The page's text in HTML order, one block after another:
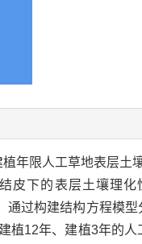
年限人工草地表层土
皮下的表层土壤理
通过构建结构方程模
植12年、建植3年的